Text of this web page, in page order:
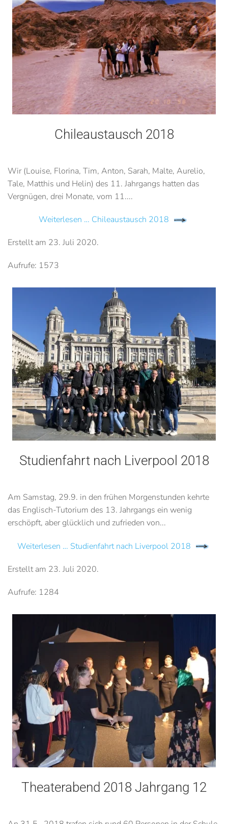
Chileaustausch 2018
Wir (Louise, Florina, Tim, Anton, Sarah, Malte, Aurelio,
Tale, Matthis und Helin) des 11. Jahrgangs hatten das
Vergnügen, drei Monate, vom 11....
Weiterlesen … Chileaustausch 2018
Erstellt am 23. Juli 2020.
Aufrufe: 1573
Studienfahrt nach Liverpool 2018
Am Samstag, 29.9. in den frühen Morgenstunden kehrte
das Englisch-Tutorium des 13. Jahrgangs ein wenig
erschöpft, aber glücklich und zufrieden von...
Weiterlesen … Studienfahrt nach Liverpool 2018
Erstellt am 23. Juli 2020.
Aufrufe: 1284
Theaterabend 2018 Jahrgang 12